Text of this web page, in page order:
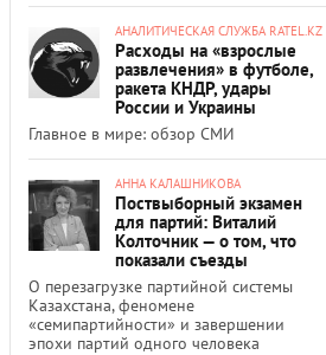
АНАЛИТИЧЕСКАЯ СЛУЖБА RATEL.KZ
Расходы на «взрослые
развлечения» в футболе,
ракета КНДР, удары
России и Украины
Главное в мире: обзор СМИ
АННА КАЛАШНИКОВА
Поствыборный экзамен
для партий: Виталий
Колточник — о том, что
показали съезды
О перезагрузке партийной системы
Казахстана, феномене
«семипартийности» и завершении
эпохи партий одного человека